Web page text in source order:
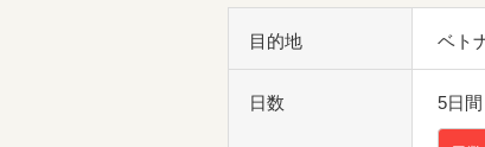
目的地 ベト
日数 5日間